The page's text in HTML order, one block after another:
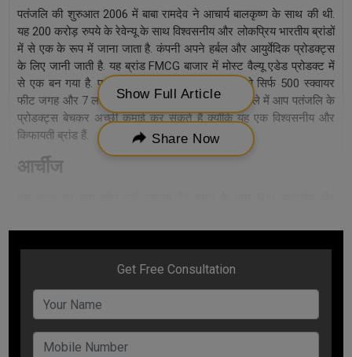
पतंजलि की शुरुआत 2006 में बाबा रामदेव ने आचार्य बालकृष्ण के साथ की थी.
यह 200 करोड़ रुपये के रेवेन्यू के साथ विश्वसनीय और लोकप्रिय भारतीय ब्रांडों
में से एक के रूप में जाना जाता है. कंपनी अपने हर्बल और आयुर्वेदिक प्रोडक्ट्स
के लिए जानी जाती है. यह ब्रांड FMCG बाजार में मोस्ट वैल्यू एडेड प्रोडक्ट में
से एक बन गया है. पतंजलि की फ्रेंचाइजी के लिए आपको सिर्फ 500 स्क्वायर
फीट जगह और 7 लाख इन्वेस्टमेंट की जरुरत है. इसके बदले में आप पतंजलि के
प्रोडक्ट्स बेचकर अच्छी कमाई कर सकते हैं क्योंकि यह एक विश्वसनीय और
किफायती ब्रांड हैं.
आर्चीज
कार्ड, आर्ट वर्क और ऐसी कई चीजों के लिए जाना जाता है. आर्चीज गिफ्ट
आइटम्स के लिए काफी पॉपुलर है इसलिए, एक आर्चीज स्टोर शुरू करना आपके
लिए एक लाभदायक बिजनेस हो सकता है.
अमूल
अमूल विश्वसनीय और सबसे पुराने ब्रांड्स में से एक है. देश में अमूल दूध और
दुग्ध उत्पादों का एक जाना माना नाम है. अमूल के सभी प्रोडक्ट्स की मांग
Show Full Article
Share Now